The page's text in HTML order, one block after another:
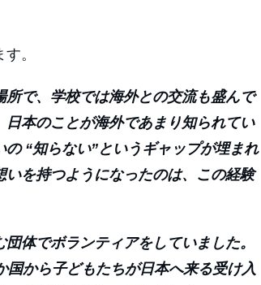
。
で、学校では海外との交流も盛んで
本のことが海外であまり知られてい
“知らない”というギャップが埋まれ
いを持つようになったのは、この経験
体でボランティアをしていました。
から子どもたちが日本へ来る受け入